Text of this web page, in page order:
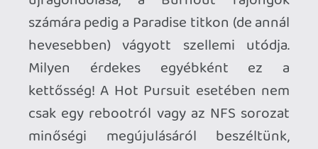
A generáció árkád autóversenye egyre
inkább független a környezet korlátaitól.
Olyannyira, hogy a klasszikus értelemben
vett autóversenyes strukturáltságot
ismét egy sandbox térnek és egy
rendszerszintű újításnak sikerült
lerombolnia. Fairhaven nagyváros, annak
minden kötelező kellékével.